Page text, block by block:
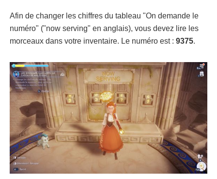
Afin de changer les chiffres du tableau "On demande le
numéro" ("now serving" en anglais), vous devez lire les
morceaux dans votre inventaire. Le numéro est : 9375.